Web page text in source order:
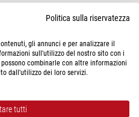
con raffreddamento Peltier
a fluorescenza. Per il
sono dotate di un'interfaccia USB 3.
il software ImageFocus Alpha. Il
per la fluorescenza, come la
Oltre all'acquisizione di immagini e
configurazioni a 32 e 64 bit.
Politica sulla riservatezza
gli annunci e per analizzare il
sull'utilizzo del nostro sito con i
combinarle con altre informazioni
dall'utilizzo dei loro servizi.
tutti